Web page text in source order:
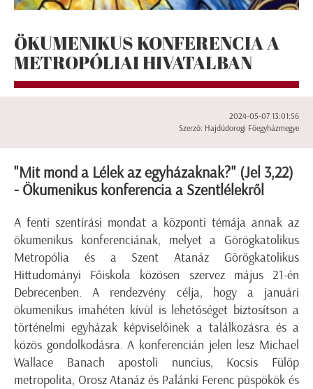
ÖKUMENIKUS KONFERENCIA A
METROPÓLIAI HIVATALBAN
2024-05-07 13:01:56
Szerző: Hajdúdorogi Főegyházmegye
"Mit mond a Lélek az egyházaknak?" (Jel 3,22)
- Ökumenikus konferencia a Szentlélekről
A fenti szentírási mondat a központi témája annak az
ökumenikus konferenciának, melyet a Görögkatolikus
Metropólia és a Szent Atanáz Görögkatolikus
Hittudományi Főiskola közösen szervez május 21-én
Debrecenben. A rendezvény célja, hogy a januári
ökumenikus imahéten kívül is lehetőséget biztosítson a
történelmi egyházak képviselőinek a találkozásra és a
közös gondolkodásra. A konferencián jelen lesz Michael
Wallace Banach apostoli nuncius, Kocsis Fülöp
metropolita, Orosz Atanáz és Palánki Ferenc püspökök és